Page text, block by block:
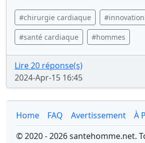
#chirurgie cardiaque
#santé cardiaque #hommes
Lire 20 réponse(s)
2024-Apr-15 16:45
Home FAQ Avertissement
À
© 2020 - 2026 santehomme.net.